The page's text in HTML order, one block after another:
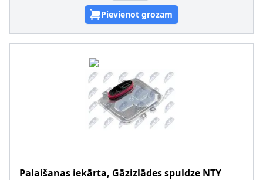
Pievienot grozam
Palaišanas iekārta, Gāzizlādes spuldze NTY